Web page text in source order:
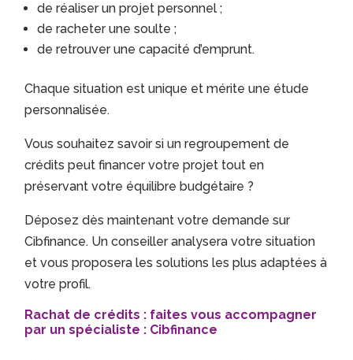
de réaliser un projet personnel ;
de racheter une soulte ;
de retrouver une capacité d’emprunt.
Chaque situation est unique et mérite une étude
personnalisée.
Vous souhaitez savoir si un regroupement de
crédits peut financer votre projet tout en
préservant votre équilibre budgétaire ?
Déposez dès maintenant votre demande sur
Cibfinance. Un conseiller analysera votre situation
et vous proposera les solutions les plus adaptées à
votre profil.
Rachat de crédits : faites vous accompagner
par un spécialiste : Cibfinance